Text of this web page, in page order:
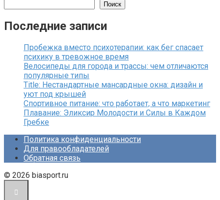
Поиск
Последние записи
Пробежка вместо психотерапии: как бег спасает
психику в тревожное время
Велосипеды для города и трассы: чем отличаются
популярные типы
Title: Нестандартные мансардные окна: дизайн и
уют под крышей
Спортивное питание: что работает, а что маркетинг
Плавание: Эликсир Молодости и Силы в Каждом
Гребке
Политика конфиденциальности
Для правообладателей
Обратная связь
© 2026 biasport.ru